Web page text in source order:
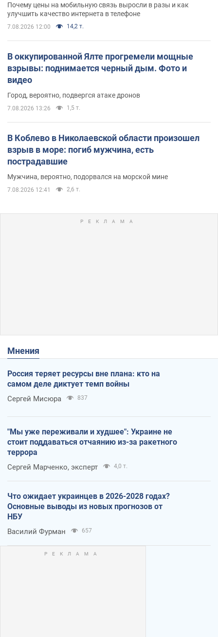
Почему цены на мобильную связь выросли в разы и как
улучшить качество интернета в телефоне
7.08.2026 12:00 14,2 т.
В оккупированной Ялте прогремели мощные
взрывы: поднимается черный дым. Фото и
видео
Город, вероятно, подвергся атаке дронов
7.08.2026 13:26 1,5 т.
В Коблево в Николаевской области произошел
взрыв в море: погиб мужчина, есть
пострадавшие
Мужчина, вероятно, подорвался на морской мине
7.08.2026 12:41 2,6 т.
Мнения
Россия теряет ресурсы вне плана: кто на
самом деле диктует темп войны
Сергей Мисюра 837
"Мы уже переживали и худшее": Украине не
стоит поддаваться отчаянию из-за ракетного
террора
Сергей Марченко, эксперт 4,0 т.
Что ожидает украинцев в 2026-2028 годах?
Основные выводы из новых прогнозов от
НБУ
Василий Фурман 657